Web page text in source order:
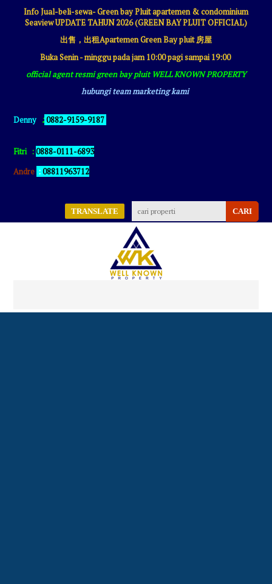
Info Jual-beli-sewa- Green bay Pluit apartemen & condominium
Seaview UPDATE TAHUN 2026 (GREEN BAY PLUIT OFFICIAL)
出售，出租Apartemen Green Bay pluit 房屋
Buka Senin - minggu pada jam 10:00 pagi sampai 19:00
official agent resmi green bay pluit WELL KNOWN PROPERTY
hubungi team marketing kami
Denny :0882-9159-9187
Fitri :0888-0111-6893
Andre :08811963712
TRANSLATE